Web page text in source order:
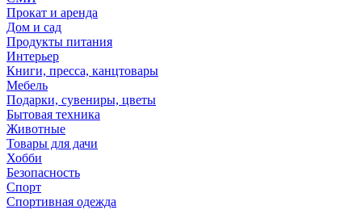
Прокат и аренда
Дом и сад
Продукты питания
Интерьер
Книги, пресса, канцтовары
Мебель
Подарки, сувениры, цветы
Бытовая техника
Животные
Товары для дачи
Хобби
Безопасность
Спорт
Спортивная одежда